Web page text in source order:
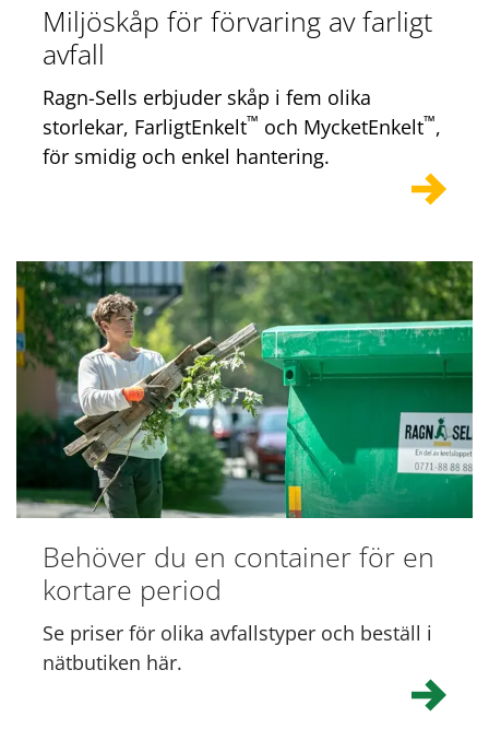
Miljöskåp för förvaring av farligt
avfall
Ragn-Sells erbjuder skåp i fem olika
storlekar, FarligtEnkelt™ och MycketEnkelt™,
för smidig och enkel hantering.
Behöver du en container för en
kortare period
Se priser för olika avfallstyper och beställ i
nätbutiken här.